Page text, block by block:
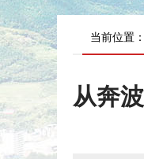
当前位置
从奔